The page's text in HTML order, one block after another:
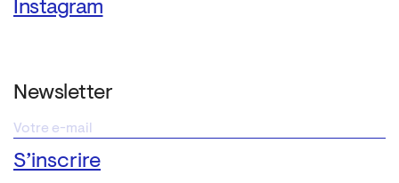
Instagram
Newsletter